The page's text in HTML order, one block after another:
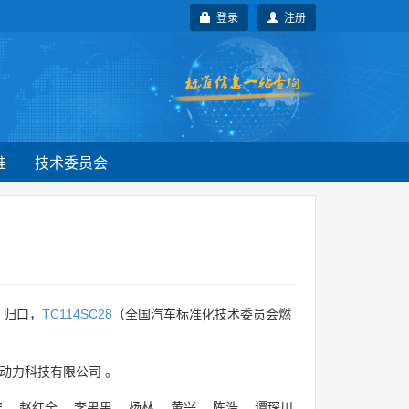
注册
登录
技术委员会
口， TC114SC28 （全国汽车标准化技术委员会燃
力科技有限公司 。